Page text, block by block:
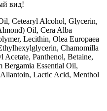
вид!
Cetearyl Alcohol, Glycerin,
Oil, Cera Alba
Lecithin, Olea Europaea
Chamomilla
Acetate, Panthenol, Betaine,
Bergamia Еssential Oil,
Lactic Acid, Menthol